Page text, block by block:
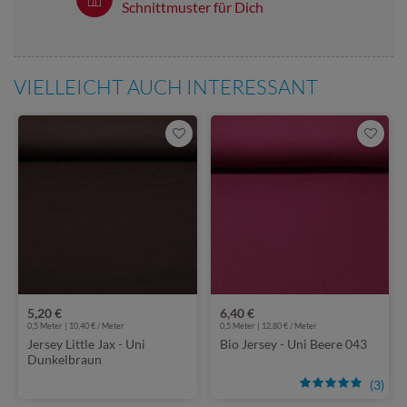
Schnittmuster für Dich
VIELLEICHT AUCH INTERESSANT
5,20 €
0,5 Meter | 10,40 € / Meter
Jersey Little Jax - Uni
Dunkelbraun
(3)
6,40 €
0,5 Meter | 12,80 € / Meter
Bio Jersey - Uni Beere 043